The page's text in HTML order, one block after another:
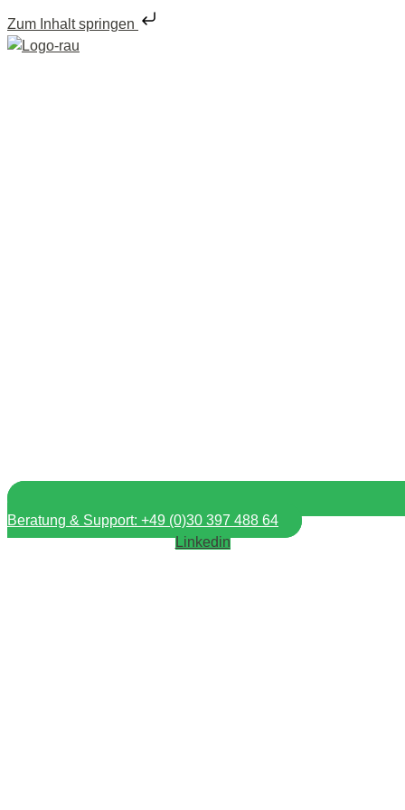
Zum Inhalt springen
Beratung & Support: +49 (0)30 397 488 64
Linkedin